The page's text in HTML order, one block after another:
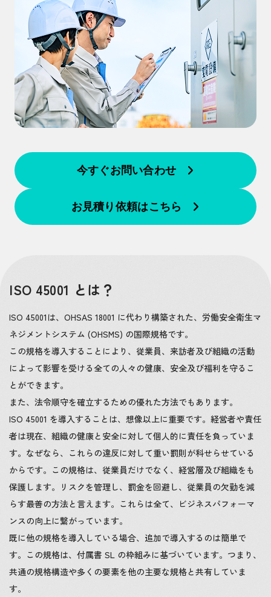
今すぐお問い合わせ
お見積り依頼はこちら
ISO 45001 とは？
ISO 45001は、OHSAS 18001 に代わり構築された、労働安全衛生マ
ネジメントシステム (OHSMS) の国際規格です。
この規格を導入することにより、従業員、来訪者及び組織の活動
によって影響を受ける全ての人々の健康、安全及び福利を守るこ
とができます。
また、法令順守を確立するための優れた方法でもあります。
ISO 45001 を導入することは、想像以上に重要です。経営者や責任
者は現在、組織の健康と安全に対して個人的に責任を負っていま
す。なぜなら、これらの違反に対して重い罰則が科せらせている
からです。この規格は、従業員だけでなく、経営層及び組織をも
保護します。リスクを管理し、罰金を回避し、従業員の欠勤を減
らす最善の方法と言えます。これらは全て、ビジネスパフォーマ
ンスの向上に繋がっています。
既に他の規格を導入している場合、追加で導入するのは簡単で
す。この規格は、付属書 SL の枠組みに基づいています。つまり、
共通の規格構造や多くの要素を他の主要な規格と共有していま
す。